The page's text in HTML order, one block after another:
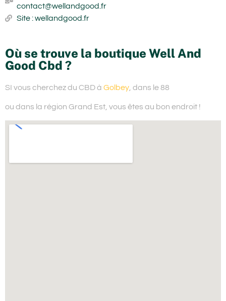
contact@wellandgood.fr
Site : wellandgood.fr
Où se trouve la boutique Well And
Good Cbd ?
SI vous cherchez du CBD à Golbey , dans le 88
ou dans la région Grand Est, vous êtes au bon endroit !